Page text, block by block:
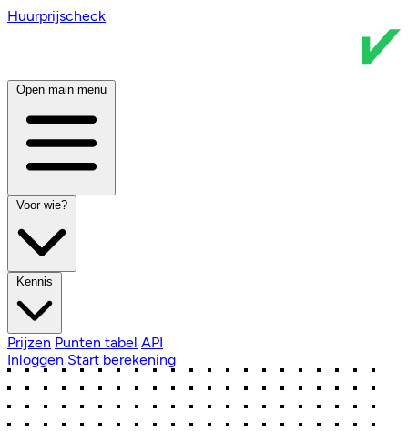
Huurprijscheck
Open main menu
Voor wie?
Kennis
Prijzen Punten tabel API
Inloggen Start berekening